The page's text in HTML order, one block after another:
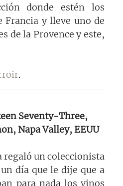
donde estén los
Francia y lleve uno de
de la Provence y este,
.
Seventy-Three,
Napa Valley, EEUU
regaló un coleccionista
día que le dije que a
para nada los vinos